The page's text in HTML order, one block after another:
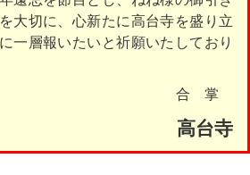
大切に、心新たに高台寺を盛り立
一層報いたいと祈願いたしており
合 掌
高台寺